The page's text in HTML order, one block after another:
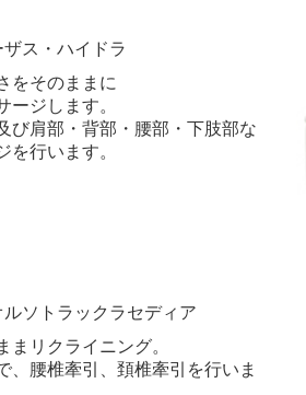
ス・ハイドラ
をそのままに
ージします。
び肩部・背部・腰部・下肢部な
を行います。
ソトラックラセディア
まリクライニング。
、腰椎牽引、頚椎牽引を行いま